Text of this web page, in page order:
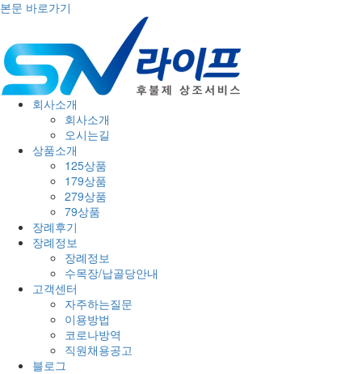
본문 바로가기
회사소개
회사소개
오시는길
상품소개
125상품
179상품
279상품
79상품
장례후기
장례정보
장례정보
수목장/납골당안내
고객센터
자주하는질문
이용방법
코로나방역
직원채용공고
블로그